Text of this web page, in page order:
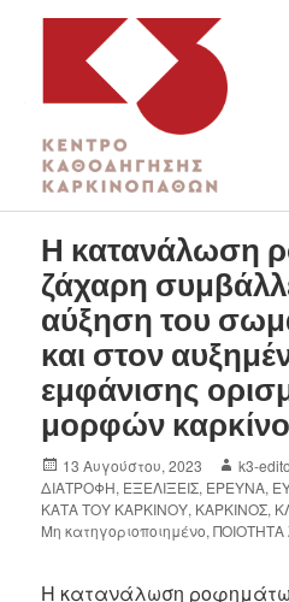
K3
ΚΕΝΤΡΟ ΚΑΘΟΔΗΓΗΣΗΣ
Η κατανάλωση
ζάχαρη
αύξηση του
και στον
εμφάνισης
μορφών
13 Αυγούστου, 2023 k3-
ΔΙΑΤΡΟΦΗ, ΕΞΕΛΙΞΕΙΣ, ΕΡΕΥΝΑ,
ΚΑΤΑ ΤΟΥ ΚΑΡΚΙΝΟΥ, ΚΑΡΚΙΝΟΣ,
Μη κατηγοριοποιημένο,
Η κατανάλωση